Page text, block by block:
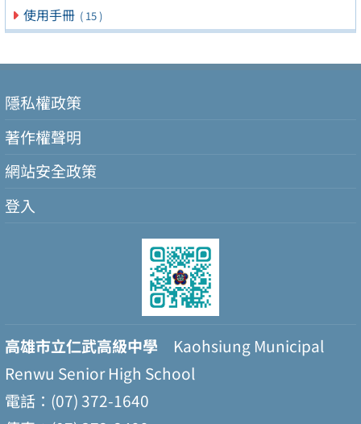
使用手冊 ( 15 )
隱私權政策
著作權聲明
網站安全政策
登入
高雄市立仁武高級中學 Kaohsiung Municipal
Renwu Senior High School
電話：(07) 372-1640